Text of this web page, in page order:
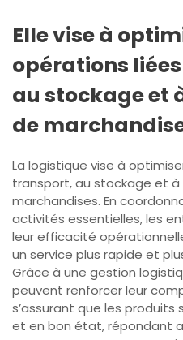
Elle vise à
opérations
au stockage et
de
La logistique vise à
transport, au stockage et
marchandises. En
activités essentielles, les
leur efficacité
un service plus rapide et
Grâce à une gestion
peuvent renforcer leur
s’assurant que les produits
et en bon état, répondant